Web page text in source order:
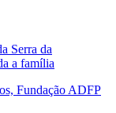
Fundação ADFP